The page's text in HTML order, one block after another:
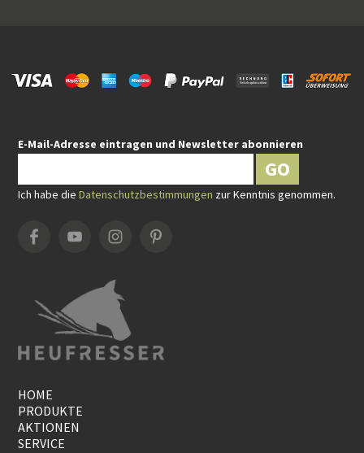
E-Mail-Adresse eintragen und Newsletter abonnieren
GO
Ich habe dieDatenschutzbestimmungen zur Kenntnis genommen.
HOME
PRODUKTE
AKTIONEN
SERVICE